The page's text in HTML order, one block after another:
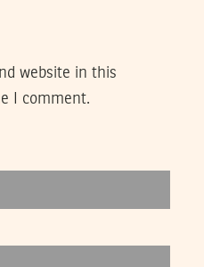
website in this
I comment.